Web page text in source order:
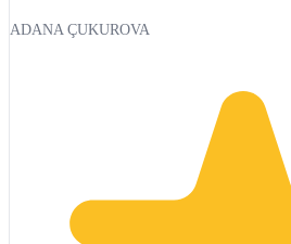
ADANA ÇUKUROVA